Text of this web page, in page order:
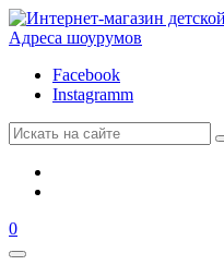
Адреса шоурумов
Facebook
Instagramm
0